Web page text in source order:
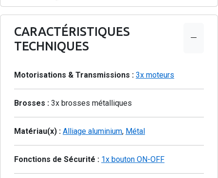
CARACTÉRISTIQUES
TECHNIQUES
Motorisations & Transmissions : 3x moteurs
Brosses : 3x brosses métalliques
Matériau(x) : Alliage aluminium, Métal
Fonctions de Sécurité : 1x bouton ON-OFF